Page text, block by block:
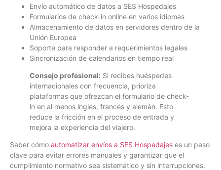
Envío automático de datos a SES Hospedajes
Formularios de check-in online en varios idiomas
Almacenamiento de datos en servidores dentro de la
Unión Europea
Soporte para responder a requerimientos legales
Sincronización de calendarios en tiempo real
Consejo profesional: Si recibes huéspedes
internacionales con frecuencia, prioriza
plataformas que ofrezcan el formulario de check-
in en al menos inglés, francés y alemán. Esto
reduce la fricción en el proceso de entrada y
mejora la experiencia del viajero.
Saber cómo automatizar envíos a SES Hospedajes es un paso
clave para evitar errores manuales y garantizar que el
cumplimiento normativo sea sistemático y sin interrupciones.